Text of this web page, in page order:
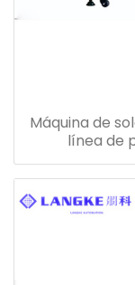
Máquina de
línea de